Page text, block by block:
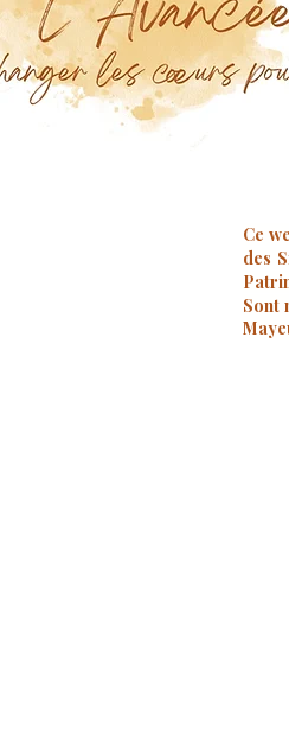
Ce
des
Sont